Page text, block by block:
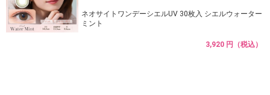
ネオサイトワンデーシエルUV 30枚入 シエルウォーター
ミント
3,920 円（税込）